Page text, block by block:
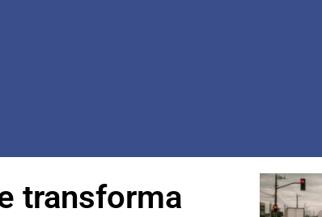
transforma